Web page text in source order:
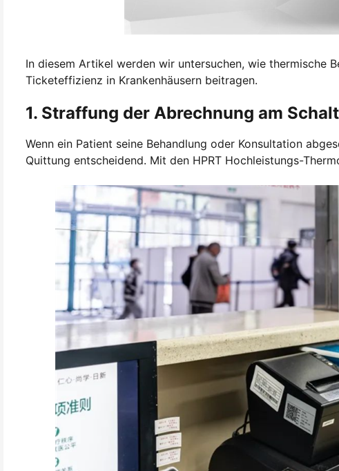
In diesem Artikel werden wir untersuchen, wie thermische
Ticketeffizienz in Krankenhäusern beitragen.
1. Straffung der Abrechnung am
Wenn ein Patient seine Behandlung oder Konsultation
Quittung entscheidend. Mit den HPRT Hochleistungs-